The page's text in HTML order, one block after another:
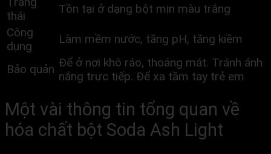
thái
Tồn tại ở dạng bột mịn màu trắng
Công
dụng
Làm mềm nước, tăng pH, tăng kiềm
Bảo quản Để ở nơi khô ráo, thoáng mát. Tránh ánh
nắng trực tiếp. Để xa tầm tay trẻ em
Một vài thông tin tổng quan về
hóa chất bột Soda Ash Light